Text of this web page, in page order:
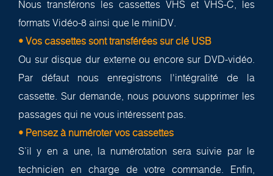
Nous transférons les cassettes VHS et VHS-C, les
formats Vidéo-8 ainsi que le miniDV.
• Vos cassettes sont transférées sur clé USB
Ou sur disque dur externe ou encore sur DVD-vidéo.
Par défaut nous enregistrons l'intégralité de la
cassette. Sur demande, nous pouvons supprimer les
passages qui ne vous intéressent pas.
• Pensez à numéroter vos cassettes
S’il y en a une, la numérotation sera suivie par le
technicien en charge de votre commande. Enfin,